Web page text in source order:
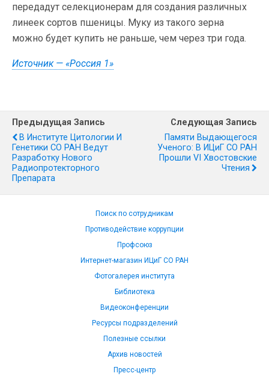
передадут селекционерам для создания различных
линеек сортов пшеницы. Муку из такого зерна
можно будет купить не раньше, чем через три года.
Источник — «Россия 1»
Предыдущая Запись
В Институте Цитологии И
Генетики СО РАН Ведут
Разработку Нового
Радиопротекторного
Препарата
Следующая Запись
Памяти Выдающегося
Ученого: В ИЦиГ СО РАН
Прошли VI Хвостовские
Чтения
Поиск по сотрудникам
Противодействие коррупции
Профсоюз
Интернет-магазин ИЦиГ СО РАН
Фотогалерея института
Библиотека
Видеоконференции
Ресурсы подразделений
Полезные ссылки
Архив новостей
Пресс-центр